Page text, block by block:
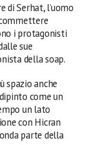
di Serhat, l’uomo
i protagonisti
sue
della soap.
spazio anche
come un
un lato
con Hicran
parte della